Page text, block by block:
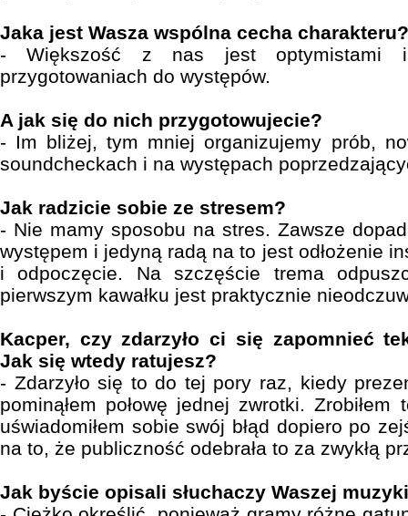
Jaka jest Wasza wspólna cecha charakteru?
- Większość z nas jest
przygotowaniach do występów.
A jak się do nich przygotowujecie?
- Im bliżej, tym mniej organizujemy prób,
soundcheckach i na występach
Jak radzicie sobie ze stresem?
- Nie mamy sposobu na stres. Zawsze
występem i jedyną radą na to jest odłożenie
i odpoczęcie. Na szczęście trema
pierwszym kawałku jest praktycznie
Kacper, czy zdarzyło ci się zapomnieć
Jak się wtedy ratujesz?
- Zdarzyło się to do tej pory raz, kiedy
pominąłem połowę jednej zwrotki.
uświadomiłem sobie swój błąd dopiero po
na to, że publiczność odebrała to za zwykłą
Jak byście opisali słuchaczy Waszej